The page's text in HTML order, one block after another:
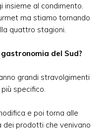
insieme al condimento.
ma stiamo tornando
quattro stagioni.
del Sud?
grandi stravolgimenti
specifico.
e poi torna alle
dei prodotti che venivano